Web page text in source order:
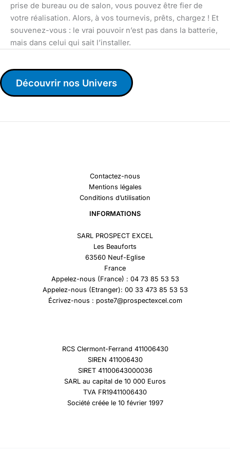
prise de bureau ou de salon, vous pouvez être fier de
votre réalisation. Alors, à vos tournevis, prêts, chargez ! Et
souvenez-vous : le vrai pouvoir n’est pas dans la batterie,
mais dans celui qui sait l’installer.
Découvrir nos Univers
Contactez-nous
Mentions légales
Conditions d’utilisation
INFORMATIONS
SARL PROSPECT EXCEL
Les Beauforts
63560 Neuf-Eglise
France
Appelez-nous (France) : 04 73 85 53 53
Appelez-nous (Etranger): 00 33 473 85 53 53
Écrivez-nous : poste7@prospectexcel.com
RCS Clermont-Ferrand 411006430
SIREN 411006430
SIRET 41100643000036
SARL au capital de 10 000 Euros
TVA FR19411006430
Société créée le 10 février 1997